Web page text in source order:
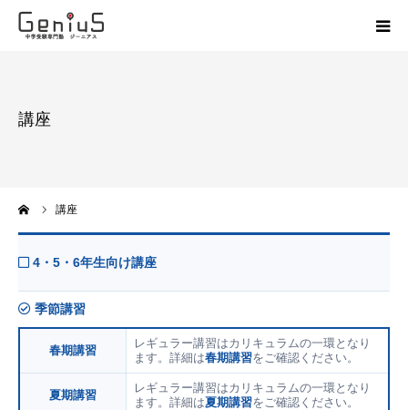
講座
講座
4・5・6年生向け講座
季節講習
春期講習
レギュラー講習はカリキュラムの一環となり
ます。詳細は春期講習をご確認ください。
夏期講習
レギュラー講習はカリキュラムの一環となり
ます。詳細は夏期講習をご確認ください。
模試
お問い合わせ